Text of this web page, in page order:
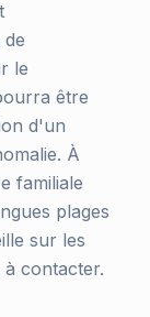
le
être
d'un
À
familiale
plages
sur les
contacter.